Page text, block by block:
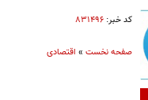
کد خبر: ۸۳۱۴۹۶
صفحه نخست» اقتصادی